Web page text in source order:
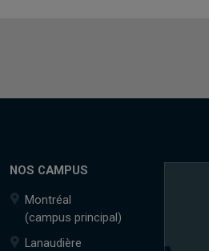
NOS CAMPUS
Montréal
(campus principal)
Lanaudière